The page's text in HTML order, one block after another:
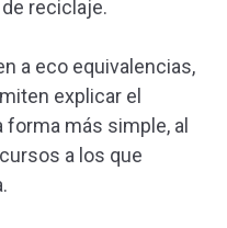
reciclaje.
a eco equivalencias,
explicar el
más simple, al
a los que